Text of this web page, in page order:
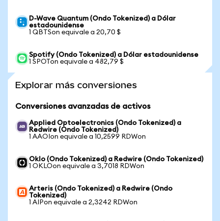
D-Wave Quantum (Ondo Tokenized) a Dólar
estadounidense
1 QBTSon equivale a 20,70 $
Spotify (Ondo Tokenized) a Dólar estadounidense
1 SPOTon equivale a 482,79 $
Explorar más conversiones
Conversiones avanzadas de activos
Applied Optoelectronics (Ondo Tokenized) a
Redwire (Ondo Tokenized)
1 AAOIon equivale a 10,2599 RDWon
Oklo (Ondo Tokenized) a Redwire (Ondo Tokenized)
1 OKLOon equivale a 3,7018 RDWon
Arteris (Ondo Tokenized) a Redwire (Ondo
Tokenized)
1 AIPon equivale a 2,3242 RDWon